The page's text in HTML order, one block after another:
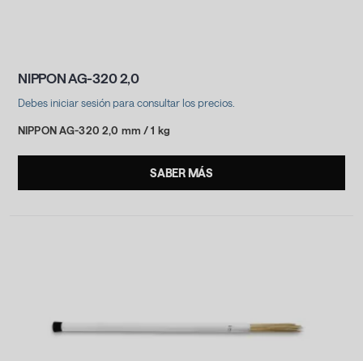
NIPPON AG-320 2,0
Debes iniciar sesión para consultar los precios.
NIPPON AG-320 2,0 mm / 1 kg
SABER MÁS